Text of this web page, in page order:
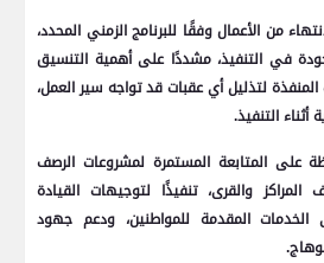
من الأعمال وفقًا للبرنامج الزمني المحدد،
في التنفيذ، مشددًا على أهمية التنسيق
لتذليل أي عقبات قد تواجه سير العمل،
التنفيذ.
على المتابعة المستمرة لمشروعات الرصف
والقرى، تنفيذًا لتوجيهات القيادة
المقدمة للمواطنين، ودعم جهود